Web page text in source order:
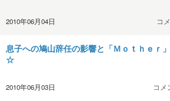
2010年06月04日 コ
息子への鳩山辞任の影響と「Ｍｏｔｈｅｒ
☆
2010年06月03日 コメ